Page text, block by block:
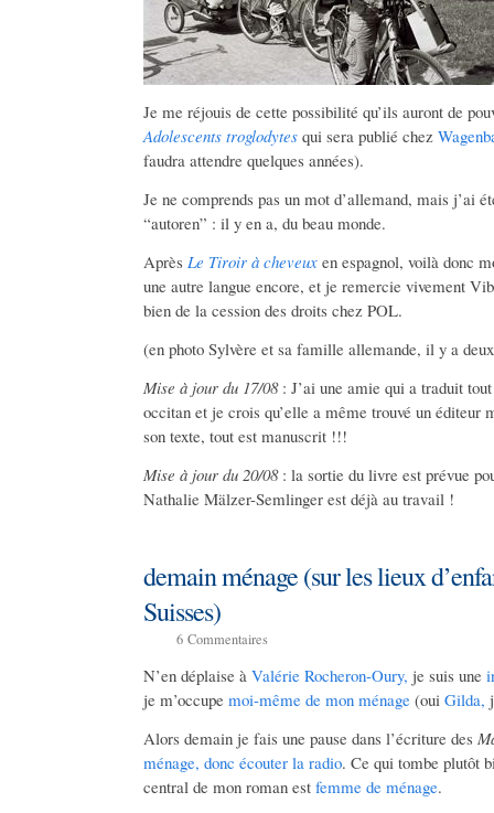
Je me réjouis de cette possibilité qu’ils auront de
Adolescents troglodytes qui sera publié chez
faudra attendre quelques années).
Je ne comprends pas un mot d’allemand, mais j’ai
“autoren” : il y en a, du beau monde.
Après Le Tiroir à cheveux en espagnol, voilà donc
une autre langue encore, et je remercie vivement
bien de la cession des droits chez POL.
(en photo Sylvère et sa famille allemande, il y a
Mise à jour du 17/08: J’ai une amie qui a traduit
occitan et je crois qu’elle a même trouvé un éditeur
son texte, tout est manuscrit !!!
Mise à jour du 20/08: la sortie du livre est prévue
Nathalie Mälzer-Semlinger est déjà au travail !
demain ménage (sur les lieux
Suisses)
6 Commentaires
N’en déplaise à Valérie Rocheron-Oury, je suis une
je m’occupe moi-même de mon ménage (oui Gilda,
Alors demain je fais une pause dans l’écriture des
ménage, donc écouter la radio. Ce qui tombe plutôt
central de mon roman est femme de ménage.